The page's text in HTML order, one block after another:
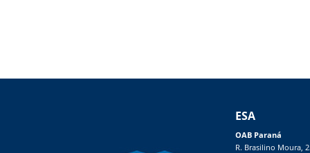
ESA
OAB Paraná
R. Brasilino Moura,